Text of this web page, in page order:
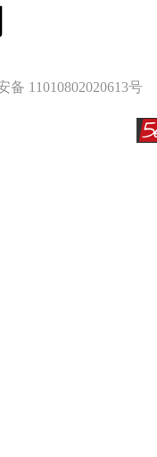
备 11010802020613号